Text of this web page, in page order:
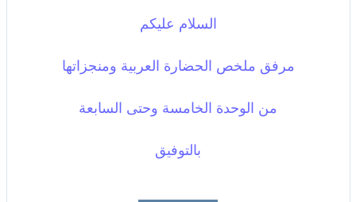
السلام عليكم
مرفق ملخص الحضارة العربية ومنجزاتها
من الوحدة الخامسة وحتى السابعة
بالتوفيق